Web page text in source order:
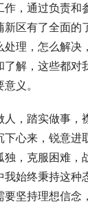
作，通过负责和
新区有了全面的
处理，怎么解决
了解，这些都对
义。
人，踏实做事
下心来，锐意进
独，克服困难，
我始终秉持这种
要坚持理想信念